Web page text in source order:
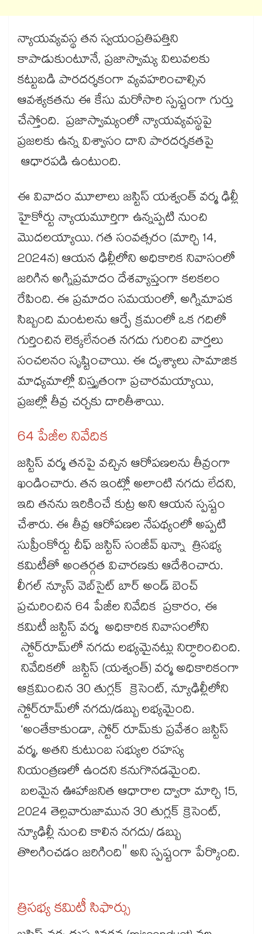
న్యాయవ్యవస్థ తన స్వయంప్రతిపత్తిని
కాపాడుకుంటూనే, ప్రజాస్వామ్య విలువలకు
కట్టుబడి పారదర్శకంగా వ్యవహరించాల్సిన
ఆవశ్యకతను ఈ కేసు మరోసారి స్పష్టంగా గుర్తు
చేస్తోంది. ప్రజాస్వామ్యంలో న్యాయవ్యవస్థపై
ప్రజలకు ఉన్న విశ్వాసం దాని పారదర్శకతపై
ఆధారపడి ఉంటుంది.
ఈ వివాదం మూలాలు జస్టిస్ యశ్వంత్ వర్మ ఢిల్లీ
హైకోర్టు న్యాయమూర్తిగా ఉన్నప్పటి నుంచి
మొదలయ్యాయి. గత సంవత్సరం (మార్చి 14,
2024న) ఆయన ఢిల్లీలోని అధికారిక నివాసంలో
జరిగిన అగ్నిప్రమాదం దేశవ్యాప్తంగా కలకలం
రేపింది. ఈ ప్రమాదం సమయంలో, అగ్నిమాపక
సిబ్బంది మంటలను ఆర్పే క్రమంలో ఒక గదిలో
గుర్తించిన లెక్కలేనంత నగదు గురించి వార్తలు
సంచలనం సృష్టించాయి. ఈ దృశ్యాలు సామాజిక
మాధ్యమాల్లో విస్తృతంగా ప్రచారమయ్యాయి,
ప్రజల్లో తీవ్ర చర్చకు దారితీశాయి.
64 పేజీల నివేదిక
జస్టిస్ వర్మ తనపై వచ్చిన ఆరోపణలను తీవ్రంగా
ఖండించారు. తన ఇంట్లో అలాంటి నగదు లేదని,
ఇది తనను ఇరికించే కుట్ర అని ఆయన స్పష్టం
చేశారు. ఈ తీవ్ర ఆరోపణల నేపథ్యంలో అప్పటి
సుప్రీంకోర్టు చీఫ్​ జస్టిస్ సంజీవ్ ఖన్నా త్రిసభ్య
కమిటీతో అంతర్గత విచారణకు ఆదేశించారు.
లీగల్ న్యూస్‌‌‌‌‌‌‌‌‌‌‌‌‌‌‌‌ వెబ్‌‌‌‌‌‌‌‌‌‌‌‌‌‌‌‌సైట్ బార్ అండ్ బెంచ్
ప్రచురించిన 64 పేజీల నివేదిక ప్రకారం, ఈ
కమిటీ జస్టిస్ వర్మ అధికారిక నివాసంలోని
స్టోర్‌‌‌‌‌‌‌‌‌‌‌‌‌‌‌‌రూమ్‌‌‌‌‌‌‌‌‌‌‌‌‌‌‌‌లో నగదు లభ్యమైనట్లు నిర్ధారించింది.
నివేదికలో జస్టిస్ (యశ్వంత్) వర్మ అధికారికంగా
ఆక్రమించిన 30 తుగ్లక్ క్రెసెంట్, న్యూఢిల్లీలోని
స్టోర్‌‌‌‌‌‌‌‌‌‌‌‌‌‌‌‌రూమ్‌‌‌‌‌‌‌‌‌‌‌‌‌‌‌‌లో నగదు/డబ్బు లభ్యమైంది.
‘అంతేకాకుండా, స్టోర్‌‌‌‌‌‌‌‌‌‌‌‌‌‌‌‌ రూమ్‌‌‌‌‌‌‌‌‌‌‌‌‌‌‌‌కు ప్రవేశం జస్టిస్
వర్మ, అతని కుటుంబ సభ్యుల రహస్య
నియంత్రణలో ఉందని కనుగొనడమైంది.
బలమైన ఊహాజనిత ఆధారాల ద్వారా మార్చి 15,
2024 తెల్లవారుజామున 30 తుగ్లక్ క్రెసెంట్,
న్యూఢిల్లీ నుంచి కాలిన నగదు/ డబ్బు
తొలగించడం జరిగింది" అని స్పష్టంగా పేర్కొంది.
త్రిసభ్య కమిటీ సిఫార్సు